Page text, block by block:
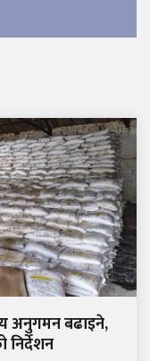
अनुगमन बढाइने,
निर्देशन